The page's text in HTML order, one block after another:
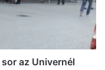
az Univernél